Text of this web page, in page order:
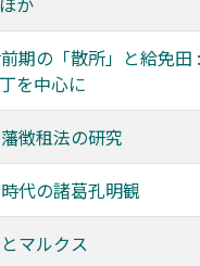
期の「散所」と給免田
を中心に
徴租法の研究
代の諸葛孔明観
マルクス